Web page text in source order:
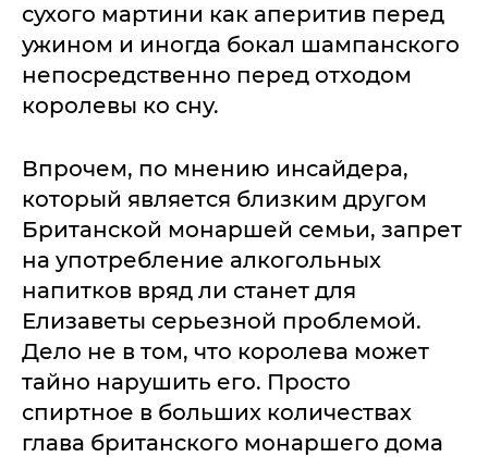
сухого мартини как аперитив перед
ужином и иногда бокал шампанского
непосредственно перед отходом
королевы ко сну.
Впрочем, по мнению инсайдера,
который является близким другом
Британской монаршей семьи, запрет
на употребление алкогольных
напитков вряд ли станет для
Елизаветы серьезной проблемой.
Дело не в том, что королева может
тайно нарушить его. Просто
спиртное в больших количествах
глава британского монаршего дома